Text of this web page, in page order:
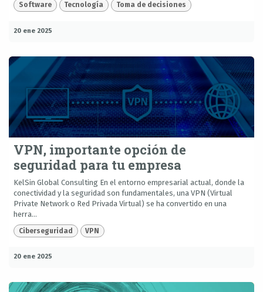
Software Tecnología Toma de decisiones
20 ene 2025
VPN, importante opción de
seguridad para tu empresa
KelSin Global Consulting En el entorno empresarial actual, donde la
conectividad y la seguridad son fundamentales, una VPN (Virtual
Private Network o Red Privada Virtual) se ha convertido en una
herra...
Ciberseguridad VPN
20 ene 2025